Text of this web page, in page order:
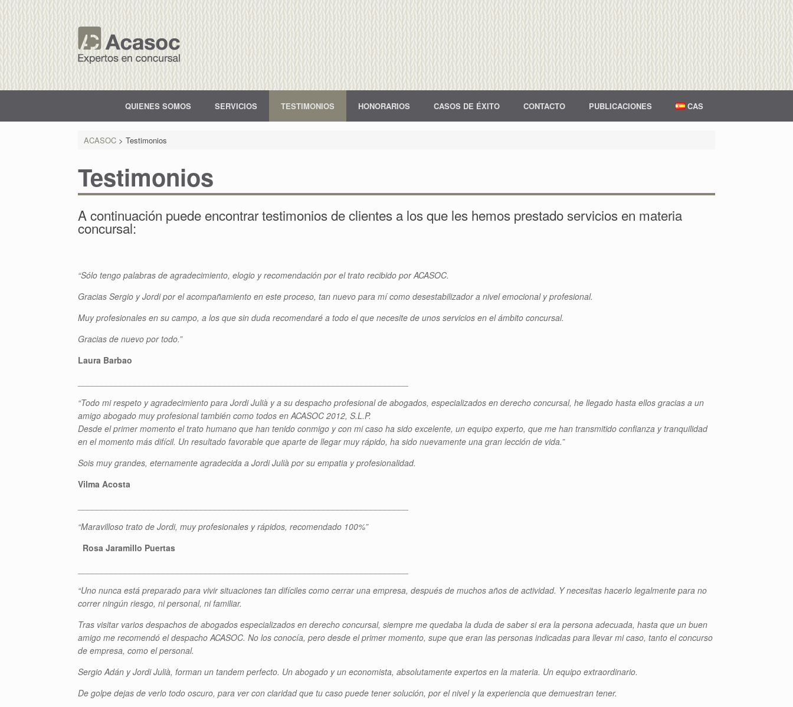
QUIENES SOMOS SERVICIOS TESTIMONIOS HONORARIOS CASOS DE ÉXITO CONTACTO PUBLICACIONES CAS
ACASOC> Testimonios
Testimonios
A continuación puede encontrar testimonios de clientes a los que les hemos prestado servicios en materia
concursal:
“Sólo tengo palabras de agradecimiento, elogio y recomendación por el trato recibido por ACASOC.
Gracias Sergio y Jordi por el acompañamiento en este proceso, tan nuevo para mí como desestabilizador a nivel emocional y profesional.
Muy profesionales en su campo, a los que sin duda recomendaré a todo el que necesite de unos servicios en el ámbito concursal.
Gracias de nuevo por todo.”
Laura Barbao
“Todo mi respeto y agradecimiento para Jordi Julià y a su despacho profesional de abogados, especializados en derecho concursal, he llegado hasta ellos gracias a un
amigo abogado muy profesional también como todos en ACASOC 2012, S.L.P.
Desde el primer momento el trato humano que han tenido conmigo y con mi caso ha sido excelente, un equipo experto, que me han transmitido confianza y tranquilidad
en el momento más difícil. Un resultado favorable que aparte de llegar muy rápido, ha sido nuevamente una gran lección de vida.”
Sois muy grandes, eternamente agradecida a Jordi Julià por su empatia y profesionalidad.
Vilma Acosta
“Maravilloso trato de Jordi, muy profesionales y rápidos, recomendado 100%”
Rosa Jaramillo Puertas
“Uno nunca está preparado para vivir situaciones tan difíciles como cerrar una empresa, después de muchos años de actividad. Y necesitas hacerlo legalmente para no
correr ningún riesgo, ni personal, ni familiar.
Tras visitar varios despachos de abogados especializados en derecho concursal, siempre me quedaba la duda de saber si era la persona adecuada, hasta que un buen
amigo me recomendó el despacho ACASOC. No los conocía, pero desde el primer momento, supe que eran las personas indicadas para llevar mi caso, tanto el concurso
de empresa, como el personal.
Sergio Adán y Jordi Julià, forman un tandem perfecto. Un abogado y un economista, absolutamente expertos en la materia. Un equipo extraordinario.
De golpe dejas de verlo todo oscuro, para ver con claridad que tu caso puede tener solución, por el nivel y la experiencia que demuestran tener.